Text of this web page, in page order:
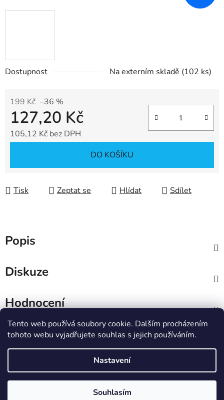
Tento web používá soubory cookie. Dalším procházením
tohoto webu vyjadřujete souhlas s jejich používáním.
Nastavení
Souhlasím
Dostupnost Na externím skladě (102 ks)
199 Kč –36 %
127,20 Kč
105,12 Kč bez DPH
DO KOŠÍKU
Tisk Zeptat se Hlídat Sdílet
Popis
Diskuze
Hodnocení
IT e-shop
Vytvořil Shoptet
PCL Štětí s.r.o.